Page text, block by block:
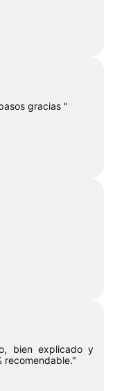
gracias "
bien explicado y
recomendable."